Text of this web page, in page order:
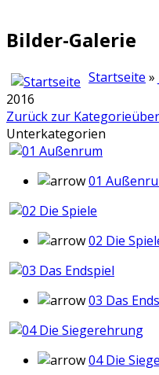
Bilder-Galerie
Startseite »
2016
Zurück zur
Unterkategorien
01
02 Die
03 Das
04 Die